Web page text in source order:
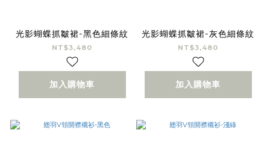
光影蝴蝶抓皺裙-黑色細條紋
NT$3,480
加入購物車
光影蝴蝶抓皺裙-灰色細條紋
NT$3,480
加入購物車